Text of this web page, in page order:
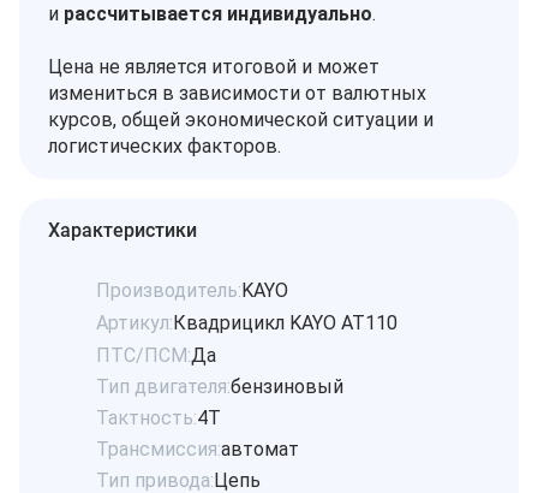
и рассчитывается индивидуально.
Цена не является итоговой и может
измениться в зависимости от валютных
курсов, общей экономической ситуации и
логистических факторов.
Характеристики
Производитель:KAYO
Артикул:Квадрицикл KAYO AT110
ПТС/ПСМ:Да
Тип двигателя:бензиновый
Тактность:4Т
Трансмиссия:автомат
Тип привода:Цепь